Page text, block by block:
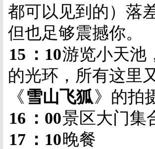
都可以见到的）落
但也足够震撼你。
15 ： 10游览小天池
的光环，所有这里
《 雪山飞狐》的拍
16 ： 00景区大门集
17 ： 10晚餐